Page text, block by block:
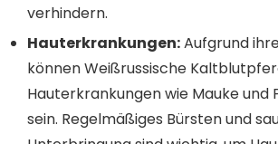
verhindern.
Hauterkrankungen:Aufgrund
können Weißrussische
Hauterkrankungen wie Mauke und
sein. Regelmäßiges Bürsten und